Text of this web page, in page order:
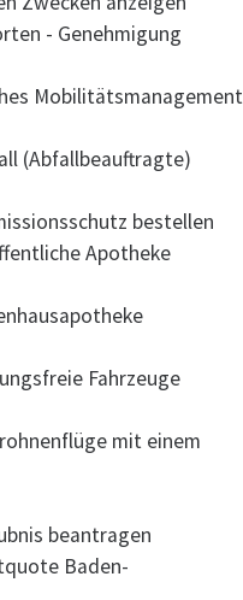
- Genehmigung
Mobilitätsmanagement
(Abfallbeauftragte)
bestellen
Apotheke
Fahrzeuge
mit einem
beantragen
Baden-